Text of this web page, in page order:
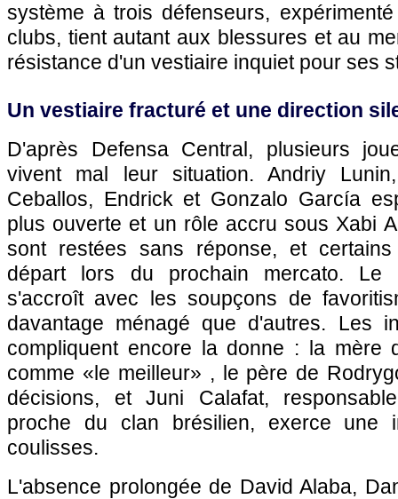
système à trois défenseurs,
clubs, tient autant aux blessures et au
résistance d'un vestiaire inquiet pour ses
Un vestiaire fracturé et une direction
D'après Defensa Central, plusieurs
vivent mal leur situation. Andriy
Ceballos, Endrick et Gonzalo García
plus ouverte et un rôle accru sous Xabi
sont restées sans réponse, et
départ lors du prochain mercato. Le
s'accroît avec les soupçons de
davantage ménagé que d'autres. Les
compliquent encore la donne : la mère
comme «le meilleur» , le père de
décisions, et Juni Calafat,
proche du clan brésilien, exerce une
coulisses.
L'absence prolongée de David Alaba,